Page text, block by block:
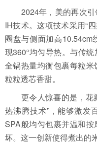
2024年，美的再次引
IH技术。这项技术采用“
圈盘与侧面加高
现360°均匀导热。与传
全锅热量均衡包裹每粒米
粒粒透芯香甜。
更令人惊喜的是，花
热沸腾技术”，能够激发
SPA般均匀包裹并温和
坏。这一创新使得煮出的